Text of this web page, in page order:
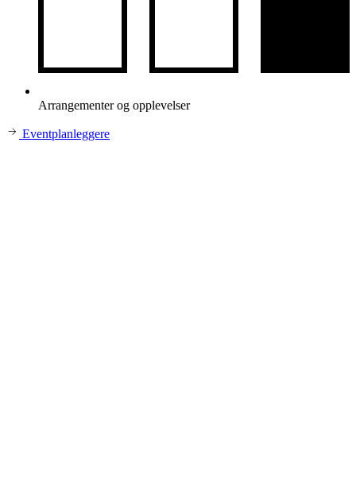
Arrangementer og opplevelser
Eventplanleggere